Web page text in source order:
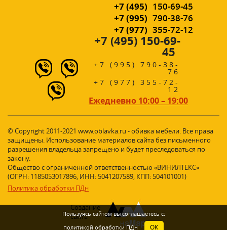
Пользуясь сайтом вы соглашаетесь с:
политикой обработки ПДн
ОК
+7 (495) 150-69-45
+7 (995) 790-38-76
+7 (977) 355-72-12
+7 (495) 150-69-
45
+7 (995) 790-38-
76
+7 (977) 355-72-
12
Ежедневно 10:00 – 19:00
© Copyright 2011-2021 www.oblavka.ru - обивка мебели. Все права
защищены. Использование материалов сайта без письменного
разрешения владельца запрещено и будет преследоваться по
закону.
Общество с ограниченной ответственностью «ВИНИЛТЕКС»
(ОГРН: 1185053017896, ИНН: 5041207589, КПП: 504101001)
Политика обработки ПДн
Создание
сайта